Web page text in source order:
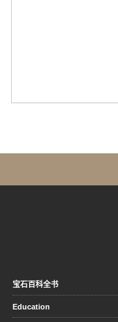
宝石百科全书
Education